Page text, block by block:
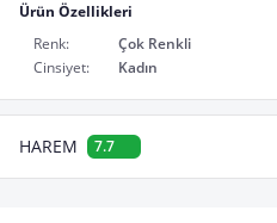
Ürün Özellikleri
Renk:
Çok Renkli
Cinsiyet:
Kadın
HAREM 7.7